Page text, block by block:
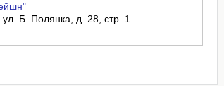
Б. Полянка, д. 28, стр. 1